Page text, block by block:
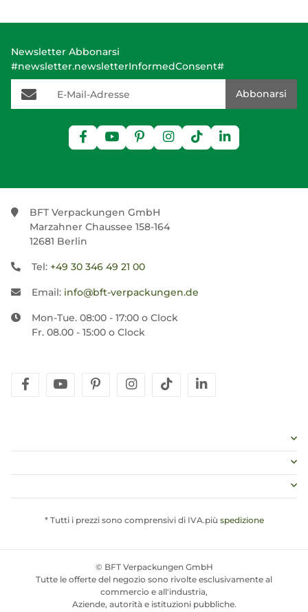
Newsletter Abbonarsi
#newsletter.newsletterInformedConsent#
E-Mail-Adresse
Abbonarsi
BFT Verpackungen GmbH
Marzahner Chaussee 158-164
12681 Berlin
Tel: +49 30 346 49 21 00
Email: info@bft-verpackungen.de
Mon-Tue. 08:00 - 17:00 o Clock
Fr. 08.00 - 15:00 o Clock
facebookyoutubepinterestinstagram
tiktok
* Tutti i prezzi sono comprensivi di IVA.più spedizione
© BFT Verpackungen GmbH
Tutte le offerte del negozio sono rivolte esclusivamente al
commercio e all'industria,
Aziende, autorità e istituzioni pubbliche.